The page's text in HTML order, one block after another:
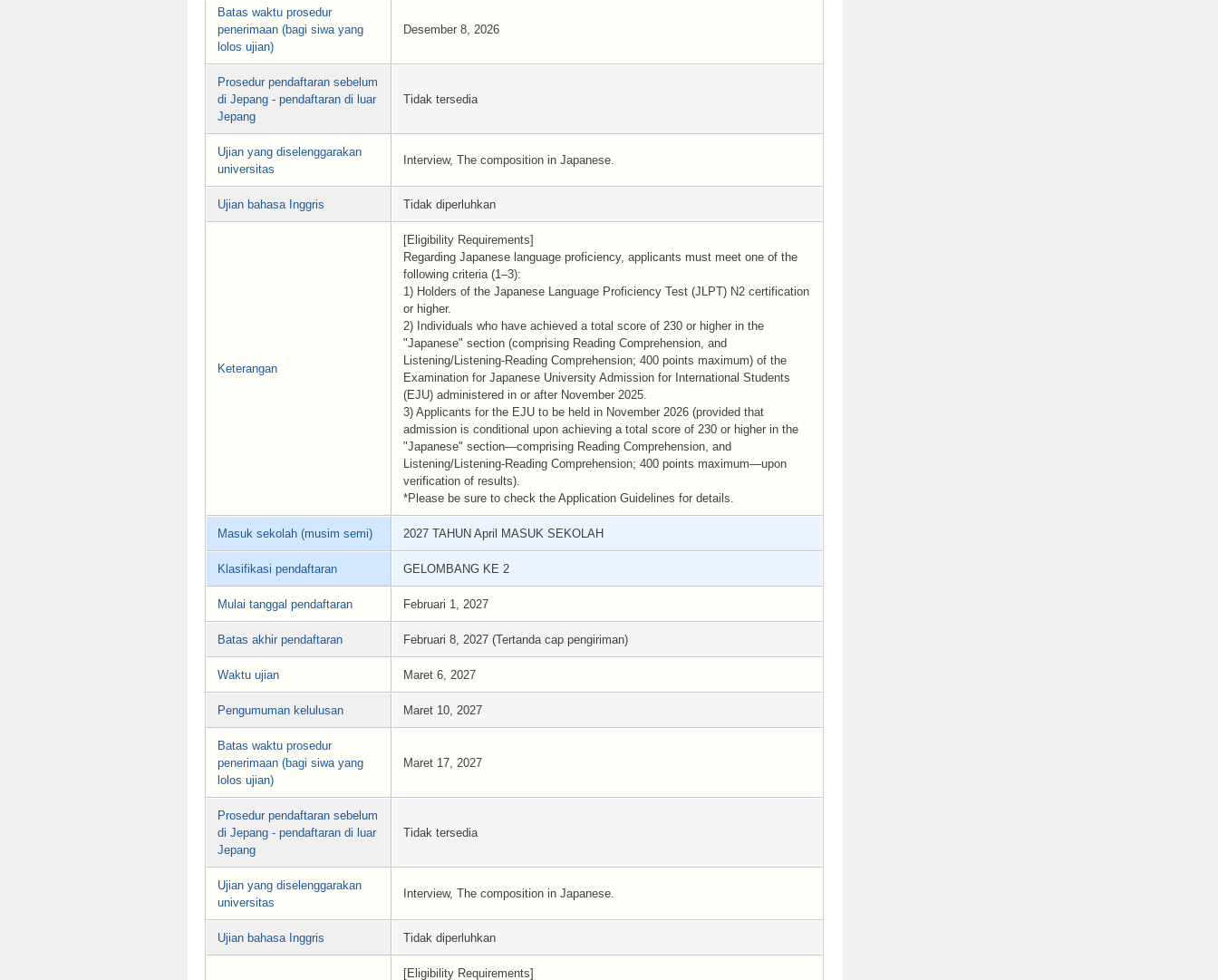
Batas waktu prosedur
penerimaan (bagi siwa yang
lolos ujian)
Desember 8, 2026
Prosedur pendaftaran sebelum
di Jepang - pendaftaran di luar
Jepang
Tidak tersedia
Ujian yang diselenggarakan
universitas
Interview, The composition in Japanese .
Ujian bahasa Inggris Tidak diperluhkan
Keterangan
[Eligibility Requirements]
Regarding Japanese language proficiency, applicants must meet one of the
following criteria (1–3):
1) Holders of the Japanese Language Proficiency Test (JLPT) N2 certification
or higher.
2) Individuals who have achieved a total score of 230 or higher in the
"Japanese" section (comprising Reading Comprehension, and
Listening/Listening-Reading Comprehension; 400 points maximum) of the
Examination for Japanese University Admission for International Students
(EJU) administered in or after November 2025.
3) Applicants for the EJU to be held in November 2026 (provided that
admission is conditional upon achieving a total score of 230 or higher in the
"Japanese" section—comprising Reading Comprehension, and
Listening/Listening-Reading Comprehension; 400 points maximum—upon
verification of results).
*Please be sure to check the Application Guidelines for details.
Masuk sekolah (musim semi) 2027 TAHUN April MASUK SEKOLAH
Klasifikasi pendaftaran GELOMBANG KE 2
Mulai tanggal pendaftaran Februari 1, 2027
Batas akhir pendaftaran Februari 8, 2027 (Tertanda cap pengiriman)
Waktu ujian Maret 6, 2027
Pengumuman kelulusan Maret 10, 2027
Batas waktu prosedur
penerimaan (bagi siwa yang
lolos ujian)
Maret 17, 2027
Prosedur pendaftaran sebelum
di Jepang - pendaftaran di luar
Jepang
Tidak tersedia
Ujian yang diselenggarakan
universitas
Interview, The composition in Japanese .
Ujian bahasa Inggris Tidak diperluhkan
[Eligibility Requirements]